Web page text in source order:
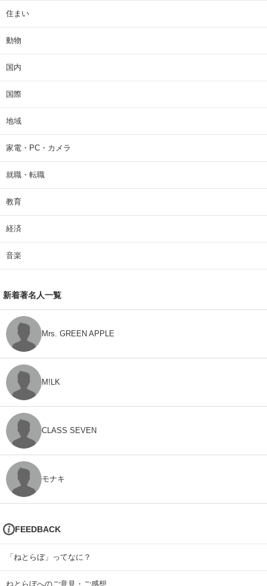
住まい
動物
国内
国際
地域
家電・PC・カメラ
就職・転職
教育
経済
音楽
新着著名人一覧
Mrs. GREEN APPLE
M!LK
CLASS SEVEN
モナキ
FEEDBACK
「ねとらぼ」ってなに？
ねとらぼへのご意見・ご感想